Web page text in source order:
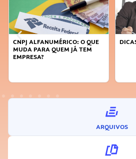
DICAS PARA OBTER CRÉDITO
ARQUIVOS